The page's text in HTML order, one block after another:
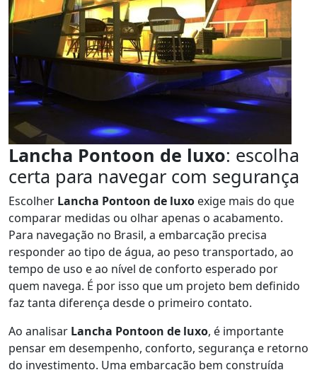
Lancha Pontoon de luxo: escolha
certa para navegar com segurança
Escolher Lancha Pontoon de luxo exige mais do que
comparar medidas ou olhar apenas o acabamento.
Para navegação no Brasil, a embarcação precisa
responder ao tipo de água, ao peso transportado, ao
tempo de uso e ao nível de conforto esperado por
quem navega. É por isso que um projeto bem definido
faz tanta diferença desde o primeiro contato.
Ao analisar Lancha Pontoon de luxo, é importante
pensar em desempenho, conforto, segurança e retorno
do investimento. Uma embarcação bem construída